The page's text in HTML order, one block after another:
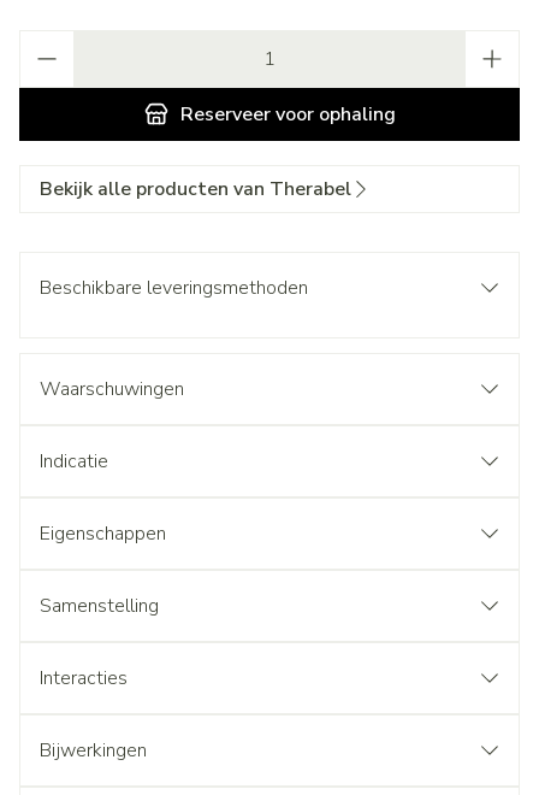
Reserveervoor ophaling
Bekijk alle producten van Therabel
Beschikbare leveringsmethoden
Waarschuwingen
Indicatie
Eigenschappen
Samenstelling
Interacties
Bijwerkingen